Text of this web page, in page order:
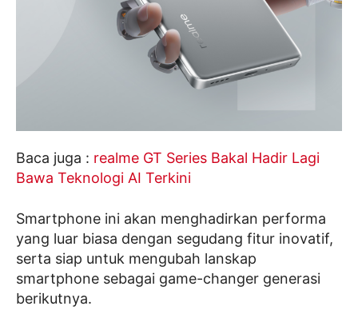
Baca juga : realme GT Series Bakal Hadir Lagi
Bawa Teknologi AI Terkini
Smartphone ini akan menghadirkan performa
yang luar biasa dengan segudang fitur inovatif,
serta siap untuk mengubah lanskap
smartphone sebagai game-changer generasi
berikutnya.